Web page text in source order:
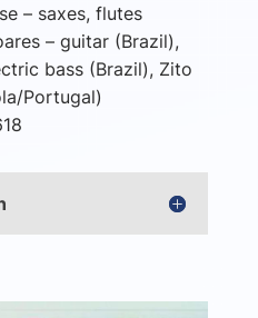
– saxes, flutes
– guitar (Brazil),
bass (Brazil), Zito
Portugal)